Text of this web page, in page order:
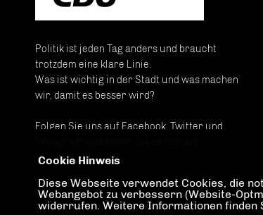
Politik ist jeden Tag anders und braucht
trotzdem eine klare Linie.
Was ist wichtig in der Stadt und was machen
wir, damit es besser wird?
Folgen Sie uns auf Facebook, Twitter und
IMPRESSUM DATENSCHUTZ
Cookie Hinweis
Diese Webseite verwendet Cookies, die
Webangebot zu verbessern (Website-
widerrufen. Weitere Informationen finden